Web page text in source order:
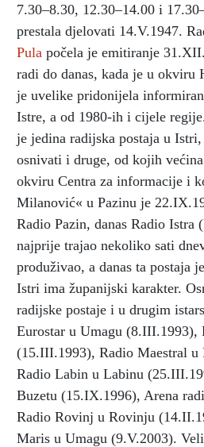
7.30–8.30, 12.30–14.00 i
prestala djelovati 14.V.1947.
Pula počela je emitiranje
radi do danas, kada je u okviru
je uvelike pridonijela
Istre, a od 1980-ih i cijele
je jedina radijska postaja u
osnivati i druge, od kojih
okviru Centra za informacije i
Milanović« u Pazinu je
Radio Pazin, danas Radio Istra
najprije trajao nekoliko sati
produživao, a danas ta postaja
Istri ima županijski karakter.
radijske postaje i u drugim
Eurostar u Umagu (8.III.1993),
(15.III.1993), Radio Maestral u
Radio Labin u Labinu
Buzetu (15.IX.1996), Arena
Radio Rovinj u Rovinju
Maris u Umagu (9.V.2003).